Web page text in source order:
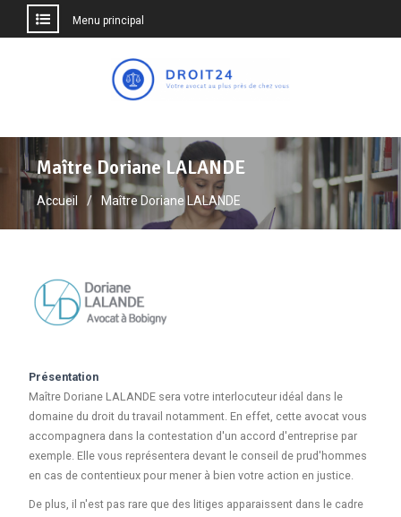
Menu principal
Maître Doriane LALANDE
Accueil Maître Doriane LALANDE
Présentation
Maître Doriane LALANDE sera votre interlocuteur idéal dans le
domaine du droit du travail notamment. En effet, cette avocat vous
accompagnera dans la contestation d'un accord d'entreprise par
exemple. Elle vous représentera devant le conseil de prud'hommes
en cas de contentieux pour mener à bien votre action en justice.
De plus, il n'est pas rare que des litiges apparaissent dans le cadre